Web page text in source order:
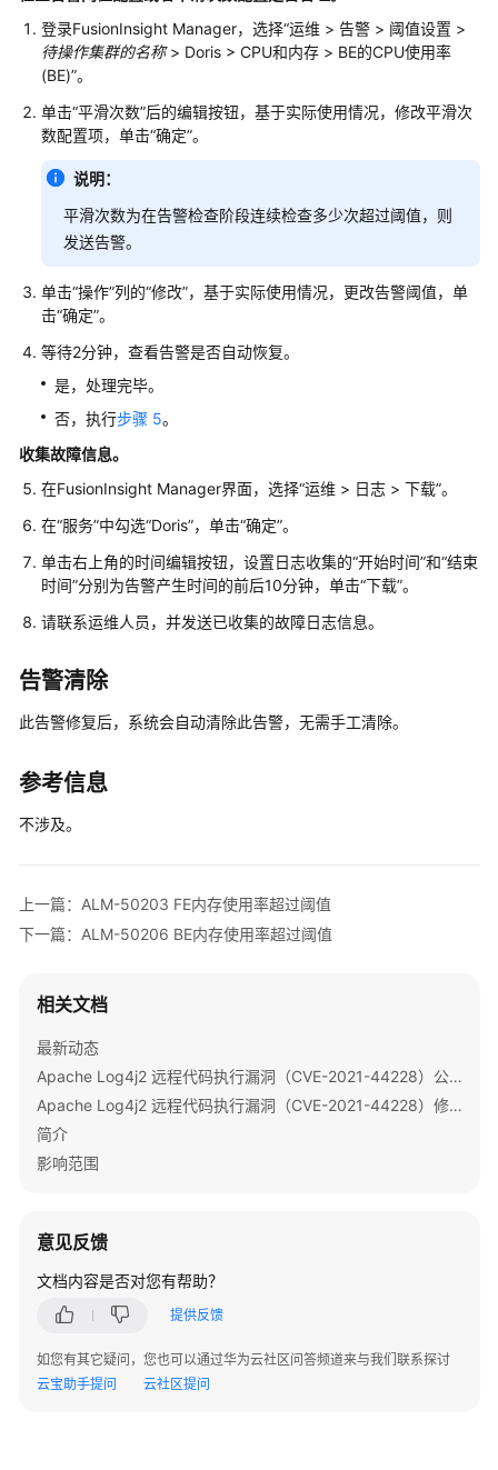
MRS
集
群
客
户
端
提
交
作
业
管
理
集
群
集
群
运
集
运
说
MRS
集
查
MRS
集
群
指
MRS
集
健
检
查
登录FusionInsight Manager，选择“运维 > 告警 > 阈值设置 >
待操作集群的名称> Doris > CPU和内存 > BE的CPU使用率
(BE)”。
单击“平滑次数”后的编辑按钮，基于实际使用情况，修改平滑次
数配置项，单击“确定”。
说明：
平滑次数为在告警检查阶段连续检查多少次超过阈值，则
发送告警。
单击“操作”列的“修改”，基于实际使用情况，更改告警阈值，单
击“确定”。
等待2分钟，查看告警是否自动恢复。
是，处理完毕。
否，执行步骤 5。
收集故障信息。
在FusionInsight Manager界面，选择“运维 > 日志 > 下载”。
在“服务”中勾选“Doris”，单击“确定”。
单击右上角的时间编辑按钮，设置日志收集的“开始时间”和“结束
时间”分别为告警产生时间的前后10分钟，单击“下载”。
请联系运维人员，并发送已收集的故障日志信息。
告警清除
此告警修复后，系统会自动清除此告警，无需手工清除。
参考信息
不涉及。
上一篇：ALM-50203 FE内存使用率超过阈值
下一篇：ALM-50206 BE内存使用率超过阈值
相关文档
最新动态
Apache Log4j2 远程代码执行漏洞（CVE-2021-44228）公告
Apache Log4j2 远程代码执行漏洞（CVE-2021-44228）修复指导
简介
影响范围
意见反馈
文档内容是否对您有帮助？
提供反馈
如您有其它疑问，您也可以通过华为云社区问答频道来与我们联系探讨
云宝助手提问
云社区提问